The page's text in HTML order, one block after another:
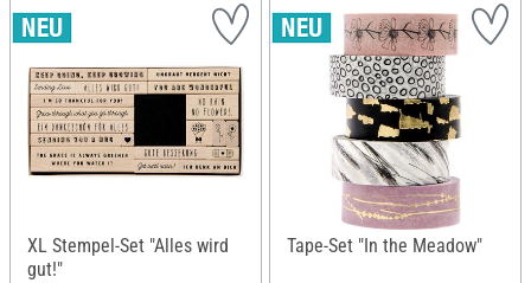
XL Stempel-Set "Alles wird
gut!"
Tape-Set "In the Meadow"